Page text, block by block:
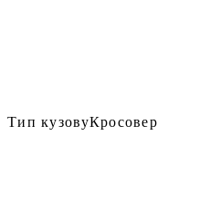
Тип кузовуКросовер